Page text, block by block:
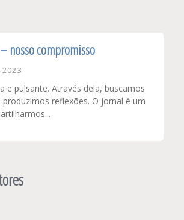
– nosso compromisso
2023
e pulsante. Através dela, buscamos
reflexões. O jornal é um